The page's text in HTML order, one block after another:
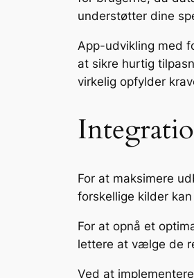
understøtter dine
App-udvikling med
at sikre hurtig
virkelig opfylder
For at maksimere
forskellige kilder
For at opnå et
lettere at vælge de
Ved at